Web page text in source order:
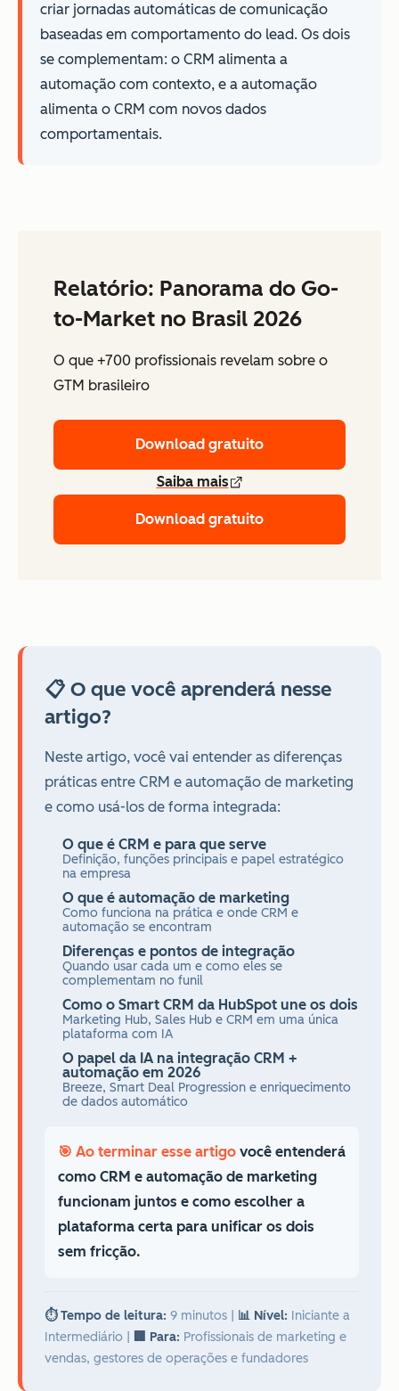
criar jornadas automáticas de comunicação
baseadas em comportamento do lead. Os dois
se complementam: o CRM alimenta a
automação com contexto, e a automação
alimenta o CRM com novos dados
comportamentais.
Relatório: Panorama do Go-
to-Market no Brasil 2026
O que +700 profissionais revelam sobre o
GTM brasileiro
Download gratuito
Saiba mais
Download gratuito
📋 O que você aprenderá nesse
artigo?
Neste artigo, você vai entender as diferenças
práticas entre CRM e automação de marketing
e como usá-los de forma integrada:
O que é CRM e para que serve
Definição, funções principais e papel estratégico
na empresa
O que é automação de marketing
Como funciona na prática e onde CRM e
automação se encontram
Diferenças e pontos de integração
Quando usar cada um e como eles se
complementam no funil
Como o Smart CRM da HubSpot une os dois
Marketing Hub, Sales Hub e CRM em uma única
plataforma com IA
O papel da IA na integração CRM +
automação em 2026
Breeze, Smart Deal Progression e enriquecimento
de dados automático
🎯 Ao terminar esse artigo você entenderá
como CRM e automação de marketing
funcionam juntos e como escolher a
plataforma certa para unificar os dois
sem fricção.
⏱️ Tempo de leitura: 9 minutos 📊 Nível: Iniciante a
Intermediário
🏢 Para: Profissionais de marketing e
vendas, gestores de operações e fundadores